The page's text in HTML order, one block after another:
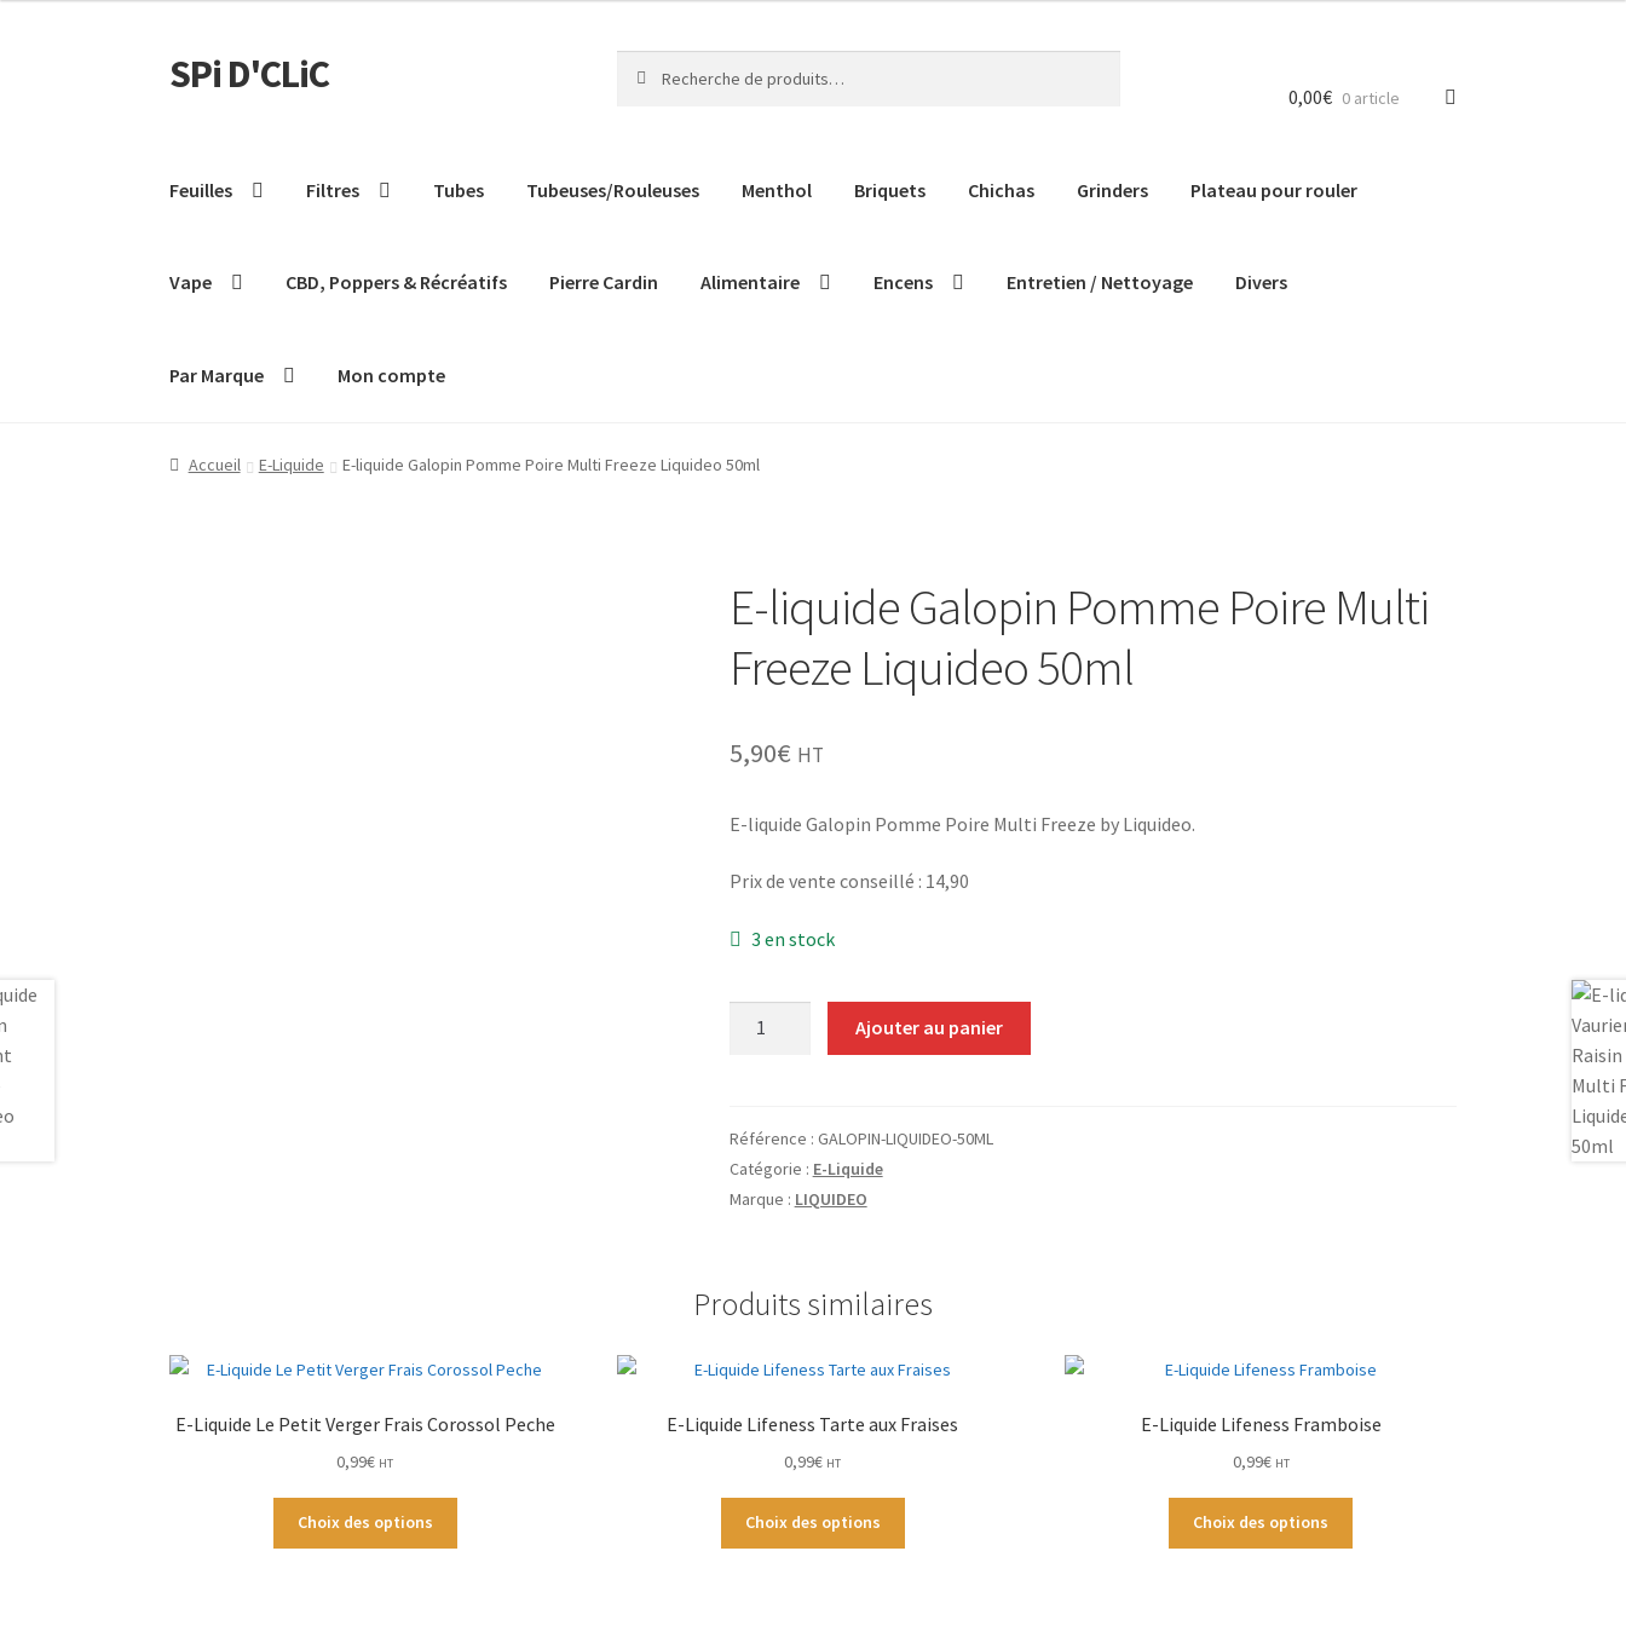
SPi D'CLiC
pour :
0,00€ 0 article
Feuilles Filtres Tubes Tubeuses/Rouleuses Menthol Briquets Chichas Grinders Plateau pour rouler
Vape CBD, Poppers & Récréatifs Pierre Cardin Alimentaire Encens Entretien / Nettoyage Divers
Par Marque Mon compte
Accueil E-Liquide E-liquide Galopin Pomme Poire Multi Freeze Liquideo 50ml
E-liquide Galopin Pomme Poire Multi
Freeze Liquideo 50ml
5,90€ HT
E-liquide Galopin Pomme Poire Multi Freeze by Liquideo.
Prix de vente conseillé : 14,90
3 en stock
Galopin
Pomme
Poire
Liquideo
50ml
Ajouter au panier
Référence : GALOPIN-LIQUIDEO-50ML
Catégorie : E-Liquide
Marque : LIQUIDEO
Produits similaires
E-Liquide Le Petit Verger Frais Corossol Peche
0,99€ HT
Choix des options
E-Liquide Lifeness Tarte aux Fraises
0,99€ HT
Choix des options
E-Liquide Lifeness Framboise
0,99€ HT
Choix des options